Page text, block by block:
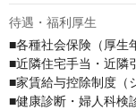
待遇・福利厚生
■各種社会保険（厚生
■近隣住宅手当・近隣
■家賃給与控除制度（
■健康診断・婦人科検